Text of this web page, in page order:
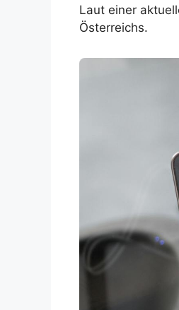
Laut einer
Österreichs.